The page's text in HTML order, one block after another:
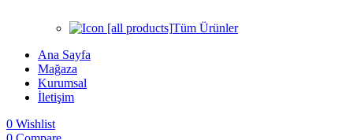
Tüm Ürünler
Ana Sayfa
Mağaza
Kurumsal
İletişim
0 Wishlist